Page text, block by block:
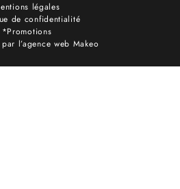
légales
de confidentialité
*Promotions
l’agence web Makeo